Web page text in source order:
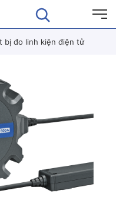
bị đo linh kiện điện tử